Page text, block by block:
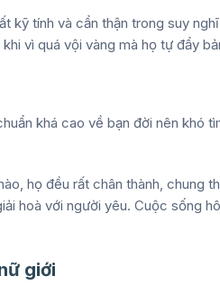
kỹ tính và cẩn thận trong suy
vì quá vội vàng mà họ tự đẩy
khá cao về bạn đời nên khó
họ đều rất chân thành, chung
hoà với người yêu. Cuộc sống
giới